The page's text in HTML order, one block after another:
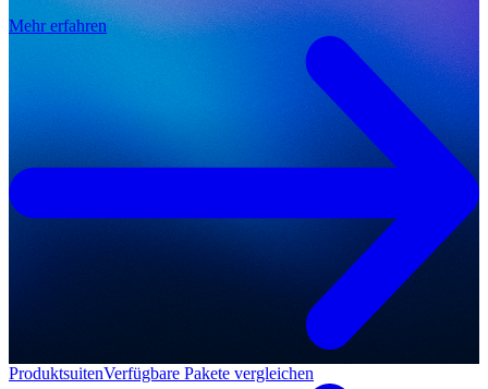
Mehr erfahren
ProduktsuitenVerfügbare Pakete vergleichen